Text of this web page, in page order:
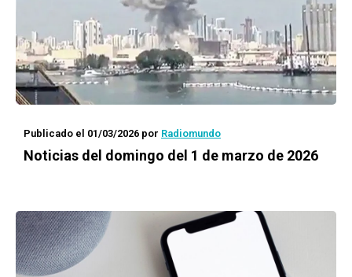
Publicado el 01/03/2026 por Radiomundo
Noticias del domingo del 1 de marzo de 2026